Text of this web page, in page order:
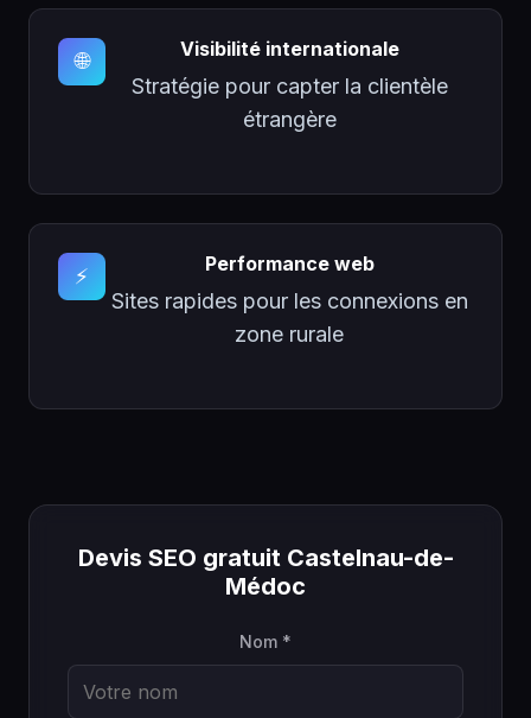
🌐 Visibilité internationale
Stratégie pour capter la clientèle
étrangère
⚡ Performance web
Sites rapides pour les connexions en
zone rurale
Devis SEO gratuit Castelnau-de-
Médoc
Nom *